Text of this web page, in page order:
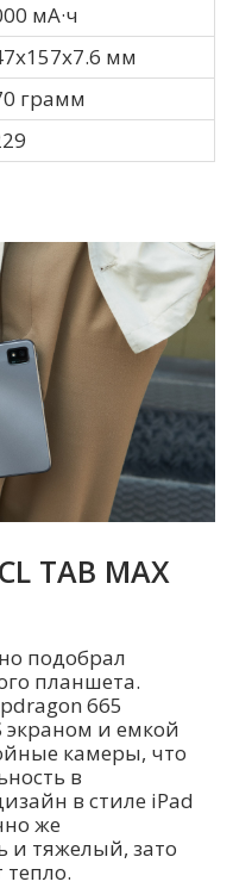
мА·ч
мм
грамм
TAB MAX
подобрал
планшета.
665
экраном и емкой
камеры, что
в
в стиле iPad
же
и тяжелый, зато